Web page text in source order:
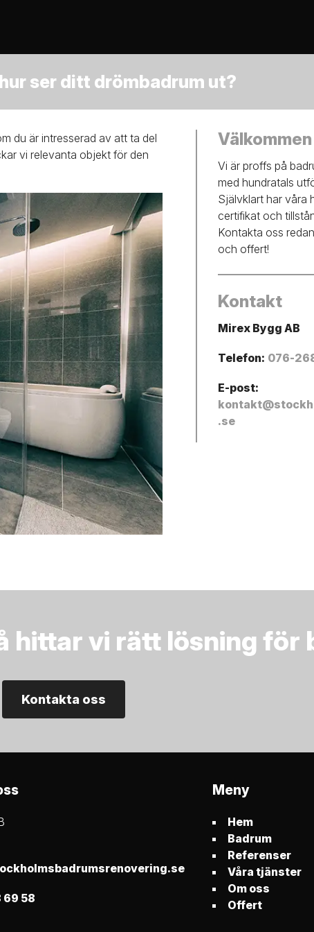
ser ditt drömbadrum ut?
du är intresserad av att ta del
vi relevanta objekt för den
Välkommen
Vi är proffs på
med hundratals
Självklart har våra
certifikat och
Kontakta oss
och offert!
Kontakt
Mirex Bygg AB
Telefon: 076-
E-post:
.se
hittar vi rätt lösning för
Kontakta oss
58
Meny
Hem
Badrum
Referenser
Våra tjänster
Om oss
Offert